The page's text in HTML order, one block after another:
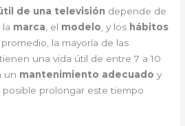
de una televisión depende de
marca , el modelo , y los hábitos
la mayoría de las
una vida útil de entre 7 a 10
un mantenimiento adecuado y
prolongar este tiempo